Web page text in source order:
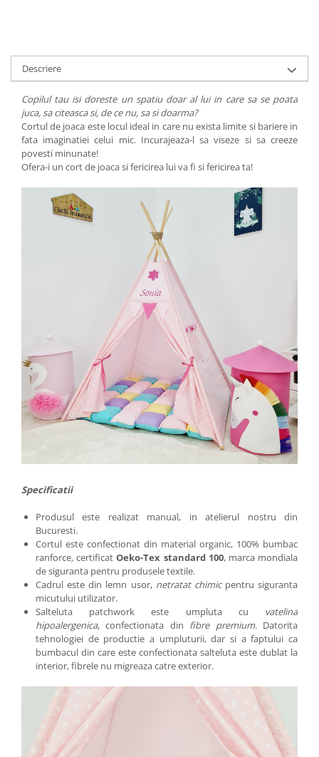
Descriere
Copilul tau isi doreste un spatiu doar al lui in care sa se poata
juca, sa citeasca si, de ce nu, sa si doarma?
Cortul de joaca este locul ideal in care nu exista limite si bariere in
fata imaginatiei celui mic. Incurajeaza-l sa viseze si sa creeze
povesti minunate!
Ofera-i un cort de joaca si fericirea lui va fi si fericirea ta!
Specificatii
Produsul este realizat manual, in atelierul nostru din
Bucuresti.
Cortul este confectionat din material organic, 100% bumbac
ranforce, certificatOeko-Tex standard 100, marca mondiala
de siguranta pentru produsele textile.
Cadrul este din lemn usor, netratat chimicpentru siguranta
micutului utilizator.
Salteluta patchwork este umpluta cu vatelina
hipoalergenica,confectionata din fibre premium. Datorita
tehnologiei de productie a umpluturii, dar si a faptului ca
bumbacul din care este confectionata salteluta este dublat la
interior, fibrele nu migreaza catre exterior.